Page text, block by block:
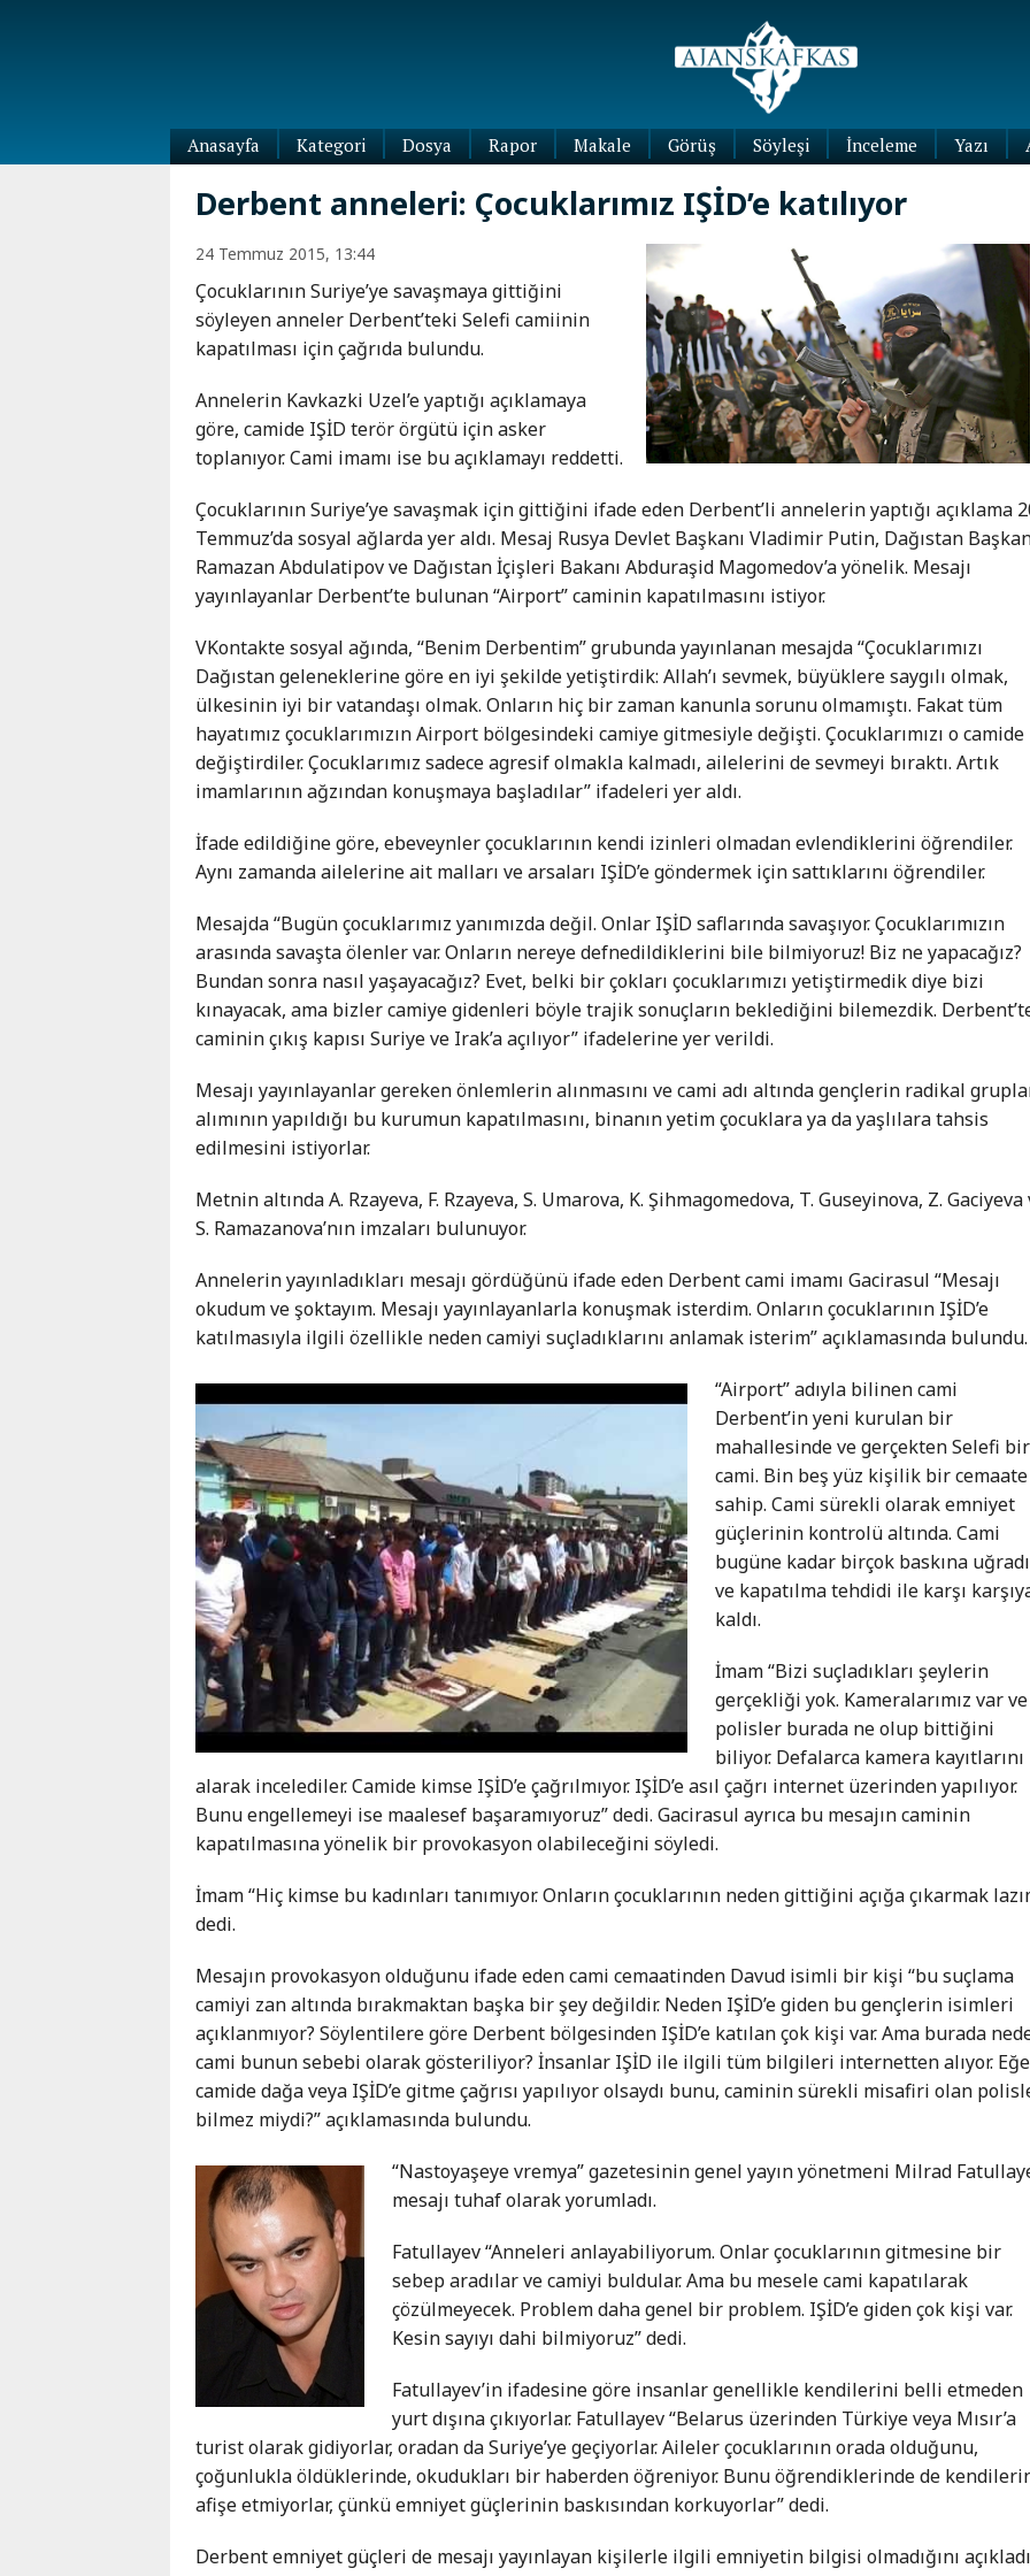
Anasayfa
Kategori
Dünya
Abhazya
Adıgey
Çeçenya
Dağıstan
Güney
Osetya
İnguşetya
Balkar
Karaçay-
Çerkes
Krasnodar
Kuzey
Osetya
Stavropol
Kray
Kafkas-
Ötesi
Azerbaycan
Ermenistan
Dosya Rapor Makale Görüş Söyleşi İnceleme
Yazı
Yazıları
Derbent anneleri: Çocuklarımız IŞİD’e katılıyor
24 Temmuz 2015, 13:44
Çocuklarının Suriye’ye savaşmaya gittiğini
söyleyen anneler Derbent’teki Selefi camiinin
kapatılması için çağrıda bulundu.
Annelerin Kavkazki Uzel’e yaptığı açıklamaya
göre, camide IŞİD terör örgütü için asker
toplanıyor. Cami imamı ise bu açıklamayı reddetti.
Çocuklarının Suriye’ye savaşmak için gittiğini ifade eden Derbent’li annelerin yaptığı açıklama
Temmuz’da sosyal ağlarda yer aldı. Mesaj Rusya Devlet Başkanı Vladimir Putin, Dağıstan
Ramazan Abdulatipov ve Dağıstan İçişleri Bakanı Abduraşid Magomedov’a yönelik. Mesajı
yayınlayanlar Derbent’te bulunan “Airport” caminin kapatılmasını istiyor.
VKontakte sosyal ağında, “Benim Derbentim” grubunda yayınlanan mesajda “Çocuklarımızı
Dağıstan geleneklerine göre en iyi şekilde yetiştirdik: Allah’ı sevmek, büyüklere saygılı olmak,
ülkesinin iyi bir vatandaşı olmak. Onların hiç bir zaman kanunla sorunu olmamıştı. Fakat tüm
hayatımız çocuklarımızın Airport bölgesindeki camiye gitmesiyle değişti. Çocuklarımızı o camide
değiştirdiler. Çocuklarımız sadece agresif olmakla kalmadı, ailelerini de sevmeyi bıraktı. Artık
imamlarının ağzından konuşmaya başladılar” ifadeleri yer aldı.
İfade edildiğine göre, ebeveynler çocuklarının kendi izinleri olmadan evlendiklerini öğrendiler.
Aynı zamanda ailelerine ait malları ve arsaları IŞİD’e göndermek için sattıklarını öğrendiler.
Mesajda “Bugün çocuklarımız yanımızda değil. Onlar IŞİD saflarında savaşıyor. Çocuklarımızın
arasında savaşta ölenler var. Onların nereye defnedildiklerini bile bilmiyoruz! Biz ne yapacağız?
Bundan sonra nasıl yaşayacağız? Evet, belki bir çokları çocuklarımızı yetiştirmedik diye bizi
kınayacak, ama bizler camiye gidenleri böyle trajik sonuçların beklediğini bilemezdik.
caminin çıkış kapısı Suriye ve Irak’a açılıyor” ifadelerine yer verildi.
Mesajı yayınlayanlar gereken önlemlerin alınmasını ve cami adı altında gençlerin radikal
alımının yapıldığı bu kurumun kapatılmasını, binanın yetim çocuklara ya da yaşlılara tahsis
edilmesini istiyorlar.
Metnin altında A. Rzayeva, F. Rzayeva, S. Umarova, K. Şihmagomedova, T. Guseyinova, Z. Gaciyeva
S. Ramazanova’nın imzaları bulunuyor.
Annelerin yayınladıkları mesajı gördüğünü ifade eden Derbent cami imamı Gacirasul “Mesajı
okudum ve şoktayım. Mesajı yayınlayanlarla konuşmak isterdim. Onların çocuklarının IŞİD’e
katılmasıyla ilgili özellikle neden camiyi suçladıklarını anlamak isterim” açıklamasında bulundu.
“Airport” adıyla bilinen cami
Derbent’in yeni kurulan bir
mahallesinde ve gerçekten Selefi bir
cami. Bin beş yüz kişilik bir cemaate
sahip. Cami sürekli olarak emniyet
güçlerinin kontrolü altında. Cami
bugüne kadar birçok baskına uğradı
ve kapatılma tehdidi ile karşı
kaldı.
İmam “Bizi suçladıkları şeylerin
gerçekliği yok. Kameralarımız var ve
polisler burada ne olup bittiğini
biliyor. Defalarca kamera kayıtlarını
alarak incelediler. Camide kimse IŞİD’e çağrılmıyor. IŞİD’e asıl çağrı internet üzerinden yapılıyor.
Bunu engellemeyi ise maalesef başaramıyoruz” dedi. Gacirasul ayrıca bu mesajın caminin
kapatılmasına yönelik bir provokasyon olabileceğini söyledi.
İmam “Hiç kimse bu kadınları tanımıyor. Onların çocuklarının neden gittiğini açığa çıkarmak
dedi.
Mesajın provokasyon olduğunu ifade eden cami cemaatinden Davud isimli bir kişi “bu suçlama
camiyi zan altında bırakmaktan başka bir şey değildir. Neden IŞİD’e giden bu gençlerin isimleri
açıklanmıyor? Söylentilere göre Derbent bölgesinden IŞİD’e katılan çok kişi var. Ama burada
cami bunun sebebi olarak gösteriliyor? İnsanlar IŞİD ile ilgili tüm bilgileri internetten alıyor.
camide dağa veya IŞİD’e gitme çağrısı yapılıyor olsaydı bunu, caminin sürekli misafiri olan
bilmez miydi?” açıklamasında bulundu.
“Nastoyaşeye vremya” gazetesinin genel yayın yönetmeni Milrad
mesajı tuhaf olarak yorumladı.
Fatullayev “Anneleri anlayabiliyorum. Onlar çocuklarının gitmesine bir
sebep aradılar ve camiyi buldular. Ama bu mesele cami kapatılarak
çözülmeyecek. Problem daha genel bir problem. IŞİD’e giden çok kişi var.
Kesin sayıyı dahi bilmiyoruz” dedi.
Fatullayev’in ifadesine göre insanlar genellikle kendilerini belli etmeden
yurt dışına çıkıyorlar. Fatullayev “Belarus üzerinden Türkiye veya Mısır’a
turist olarak gidiyorlar, oradan da Suriye’ye geçiyorlar. Aileler çocuklarının orada olduğunu,
çoğunlukla öldüklerinde, okudukları bir haberden öğreniyor. Bunu öğrendiklerinde de
afişe etmiyorlar, çünkü emniyet güçlerinin baskısından korkuyorlar” dedi.
Derbent emniyet güçleri de mesajı yayınlayan kişilerle ilgili emniyetin bilgisi olmadığını